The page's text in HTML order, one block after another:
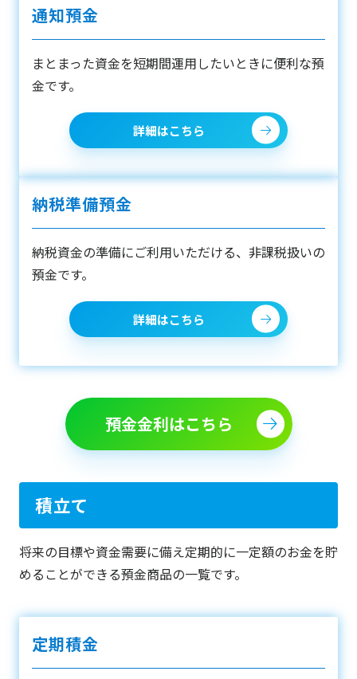
通知預金
まとまった資金を短期間運用したいときに便利な預
金です。
詳細はこちら
納税準備預金
納税資金の準備にご利用いただける、非課税扱いの
預金です。
詳細はこちら
預金金利はこちら
積立て
将来の目標や資金需要に備え定期的に一定額のお金を貯
めることができる預金商品の一覧です。
定期積金